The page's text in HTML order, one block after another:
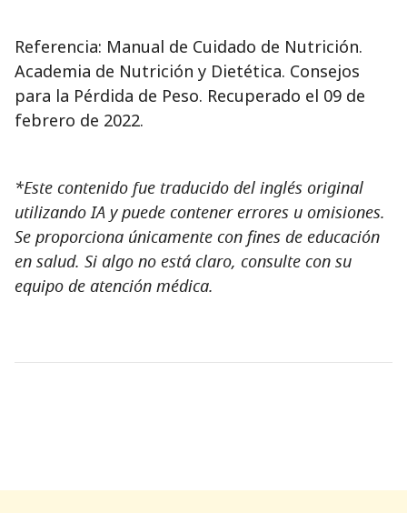
Referencia: Manual de Cuidado de Nutrición.
Academia de Nutrición y Dietética. Consejos
para la Pérdida de Peso. Recuperado el 09 de
febrero de 2022.
*Este contenido fue traducido del inglés original
utilizando IA y puede contener errores u omisiones.
Se proporciona únicamente con fines de educación
en salud. Si algo no está claro, consulte con su
equipo de atención médica.